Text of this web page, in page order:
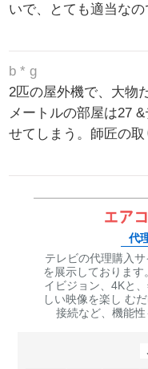
いで、とても適当なの
b * g
2匹の屋外機で、大物
メートルの部屋は27
せてしまう。師匠の取
代
テレビの代理購入
を展示しておりま
イビジョン、4Kと
しい映像を楽し む
接続など、機能性